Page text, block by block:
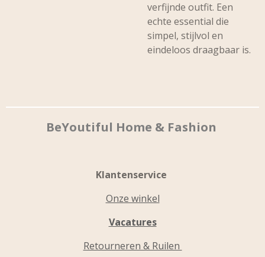
verfijnde outfit. Een
echte essential die
simpel, stijlvol en
eindeloos draagbaar is.
BeYoutiful Home & Fashion
Klantenservice
Onze winkel
Vacatures
Retourneren & Ruilen